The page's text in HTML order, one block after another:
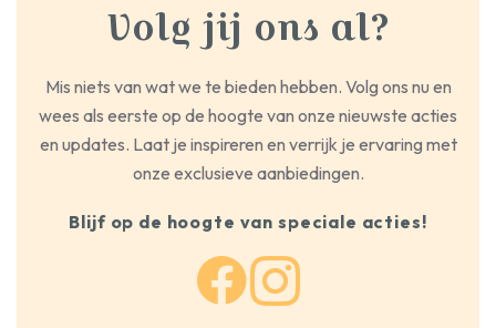
Volg jij ons al?
Mis niets van wat we te bieden hebben. Volg ons nu en
wees als eerste op de hoogte van onze nieuwste acties
en updates. Laat je inspireren en verrijk je ervaring met
onze exclusieve aanbiedingen.
Blijf op de hoogte van speciale acties!